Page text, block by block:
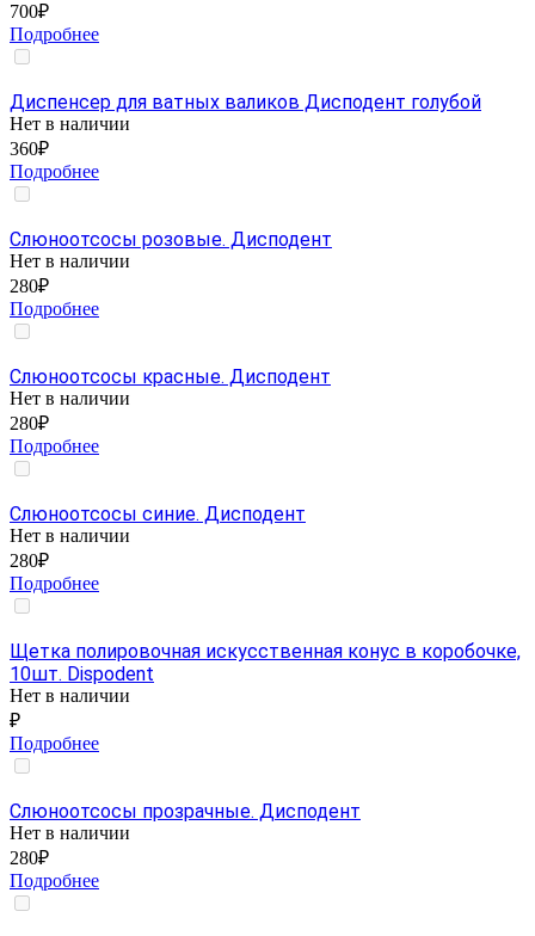
700₽
Подробнее
Диспенсер для ватных валиков Дисподент голубой
Нет в наличии
360₽
Подробнее
Слюноотсосы розовые. Дисподент
Нет в наличии
280₽
Подробнее
Слюноотсосы красные. Дисподент
Нет в наличии
280₽
Подробнее
Слюноотсосы синие. Дисподент
Нет в наличии
280₽
Подробнее
Щетка полировочная искусственная конус в коробочке,
10шт. Dispodent
Нет в наличии
₽
Подробнее
Слюноотсосы прозрачные. Дисподент
Нет в наличии
280₽
Подробнее